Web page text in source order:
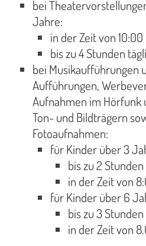
bei
Jahre:
in der Zeit von
bis zu 4 Stunden
bei Musikaufführungen
Aufführungen,
Aufnahmen im Hörfunk
Ton- und Bildträgern
Fotoaufnahmen:
für Kinder über 3
bis zu 2
in der Zeit von
für Kinder über 6
bis zu 3
in der Zeit von